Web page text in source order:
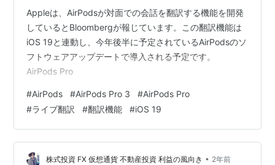
Appleは、AirPodsが対面での会話を翻訳する機能を開発
しているとBloombergが報じています。この翻訳機能は
iOS 19と連動し、今年後半に予定されているAirPodsのソ
フトウェアアップデートで導入される予定です。
AirPods Pro
#AirPods #AirPods Pro 3 #AirPods Pro
#ライブ翻訳 #翻訳機能 #iOS 19
株式投資 FX 仮想通貨 不動産投資 利益の風向き • 2年前